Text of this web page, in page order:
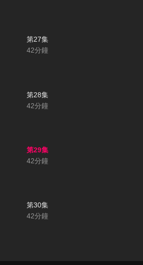
第27集
42分鐘
第28集
42分鐘
第29集
42分鐘
第30集
42分鐘